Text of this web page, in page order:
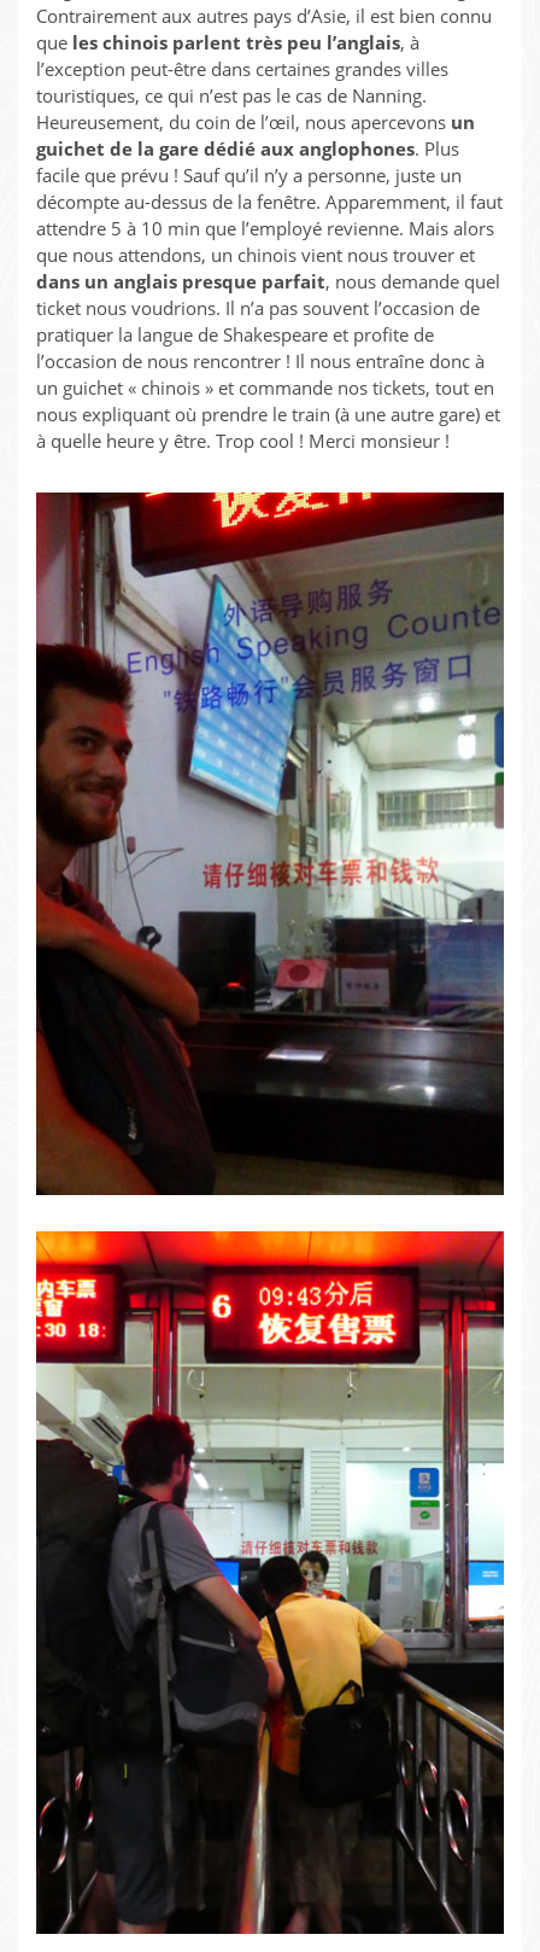
Contrairement aux autres pays d’Asie, il est bien connu
que les chinois parlent très peu l’anglais, à
l’exception peut-être dans certaines grandes villes
touristiques, ce qui n’est pas le cas de Nanning.
Heureusement, du coin de l’œil, nous apercevons un
guichet de la gare dédié aux anglophones. Plus
facile que prévu ! Sauf qu’il n’y a personne, juste un
décompte au-dessus de la fenêtre. Apparemment, il faut
attendre 5 à 10 min que l’employé revienne. Mais alors
que nous attendons, un chinois vient nous trouver et
dans un anglais presque parfait, nous demande quel
ticket nous voudrions. Il n’a pas souvent l’occasion de
pratiquer la langue de Shakespeare et profite de
l’occasion de nous rencontrer ! Il nous entraîne donc à
un guichet « chinois » et commande nos tickets, tout en
nous expliquant où prendre le train (à une autre gare) et
à quelle heure y être. Trop cool ! Merci monsieur !